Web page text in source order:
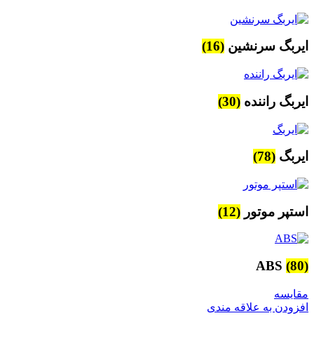
ایربگ سرنشین (16)
ایربگ راننده (30)
ایربگ (78)
استپر موتور (12)
ABS (80)
مقایسه
افزودن به علاقه مندی